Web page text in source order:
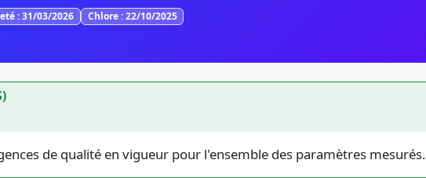
: 31/03/2026 Chlore : 22/10/2025
de qualité en vigueur pour l'ensemble des paramètres mesurés.